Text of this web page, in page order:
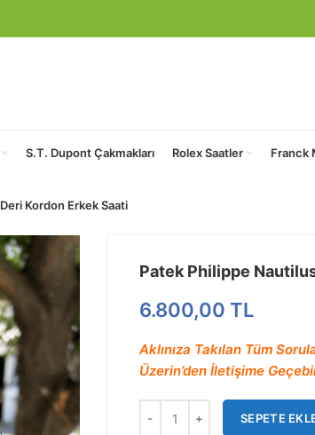
S.T. Dupont Çakmakları Rolex Saatler Franck
Kordon Erkek Saati
Patek Philippe
6.800,00 TL
Aklınıza Takılan Tüm
Üzerin’den İletişime
SEPETE